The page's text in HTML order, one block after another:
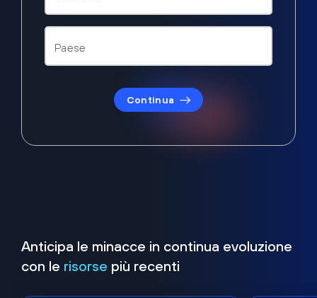
Continua
Anticipa le minacce in continua evoluzione
con le risorse più recenti